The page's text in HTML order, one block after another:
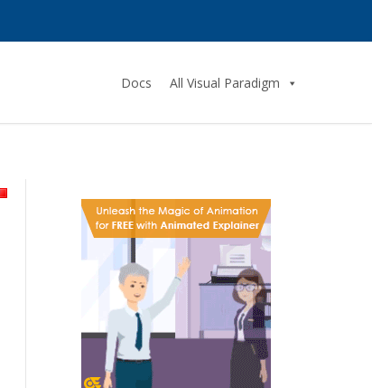
Docs All Visual Paradigm